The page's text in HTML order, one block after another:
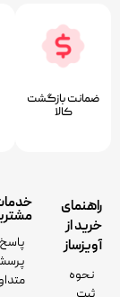
ضمانت بازگشت
کالا
راهنمای
خرید از
آویزساز
نحوه